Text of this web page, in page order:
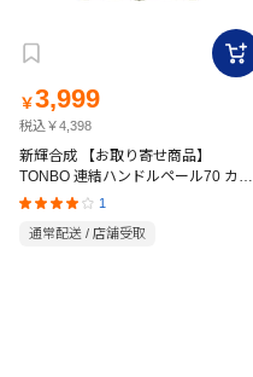
￥3,999
税込￥4,398
新輝合成 【お取り寄せ商品】
TONBO 連結ハンドルペール70 カー
キグリーン 76L
1
通常配送 / 店舗受取